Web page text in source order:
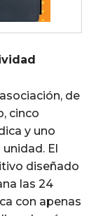
de
cinco
y uno
El
diseñado
las 24
con apenas